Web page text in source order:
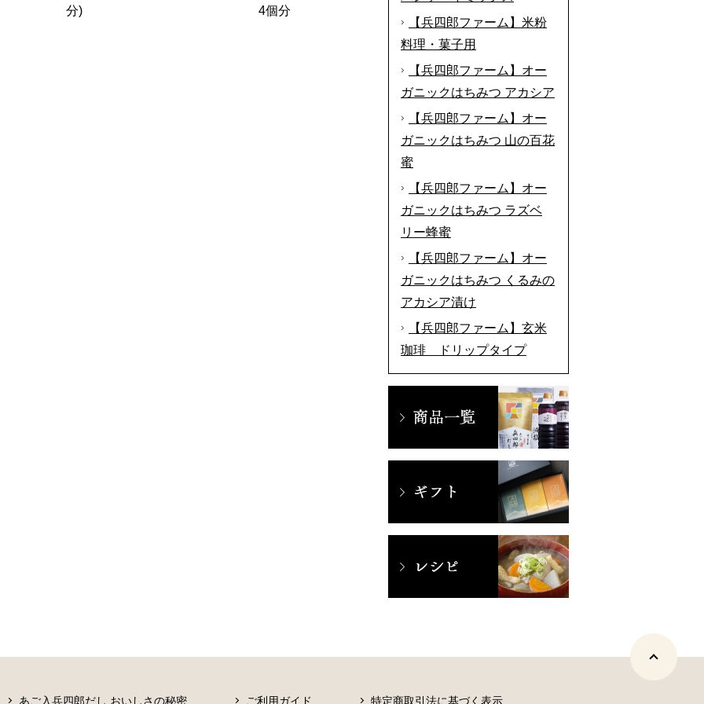
分) 4個分
【兵四郎ファーム】米粉
料理・菓子用
【兵四郎ファーム】オー
ガニックはちみつ アカシア
【兵四郎ファーム】オー
ガニックはちみつ 山の百花
蜜
【兵四郎ファーム】オー
ガニックはちみつ ラズベ
リー蜂蜜
【兵四郎ファーム】オー
ガニックはちみつ くるみの
アカシア漬け
【兵四郎ファーム】玄米
珈琲 ドリップタイプ
あご入兵四郎だし おいしさの秘密 ご利用ガイド 特定商取引法に基づく表示